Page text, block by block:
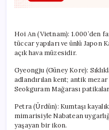
Hoi An (Vietnam): 1.000’den
tüccar yapıları ve ünlü Japon
açık hava müzesidir.
Gyeongju (Güney Kore):
adlandırılan kent; antik mezar
Seokguram Mağarası
Petra (Ürdün): Kumtaşı
mimarisiyle Nabatean
yaşayan bir ikon.